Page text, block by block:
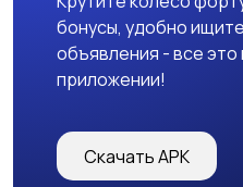
бонусы, удобно
объявления - все
приложении!
Скачать APK